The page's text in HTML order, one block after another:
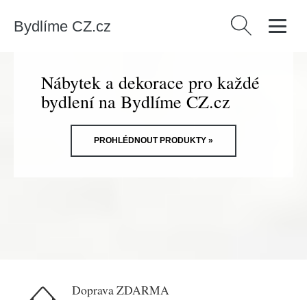
Bydlíme CZ.cz Vyhledávání
Nábytek a dekorace pro každé
bydlení na Bydlíme CZ.cz
PROHLÉDNOUT PRODUKTY »
Doprava ZDARMA